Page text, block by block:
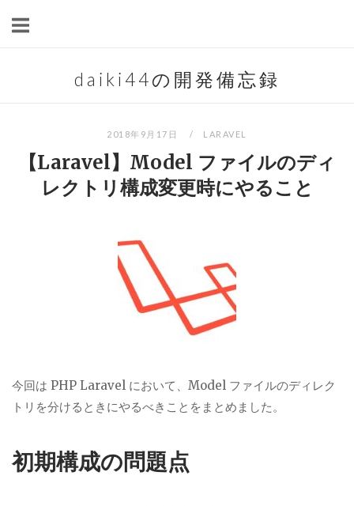
daiki44の開発備忘録
2018年9月17日 LARAVEL
【Laravel】Model ファイルのディ
レクトリ構成変更時にやること
今回は PHP Laravel において、Model ファイルのディレク
トリを分けるときにやるべきことをまとめました。
初期構成の問題点